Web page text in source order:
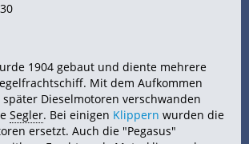
30
1904 gebaut und diente mehrere
Mit dem Aufkommen
Dieselmotoren verschwanden
Segler. Bei einigen Klippern wurden die
ersetzt. Auch die "Pegasus"